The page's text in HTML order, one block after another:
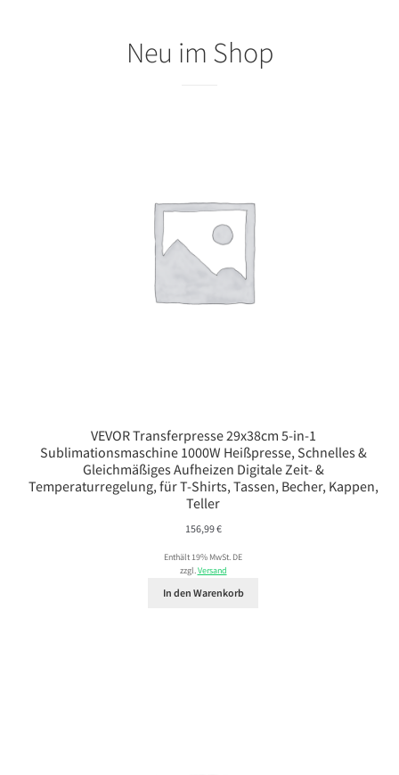
Neu im Shop
VEVOR Transferpresse 29x38cm 5-in-1
Sublimationsmaschine 1000W Heißpresse, Schnelles &
Gleichmäßiges Aufheizen Digitale Zeit- &
Temperaturregelung, für T-Shirts, Tassen, Becher, Kappen,
Teller
156,99€
Enthält 19% MwSt. DE
zzgl.Versand
In den Warenkorb